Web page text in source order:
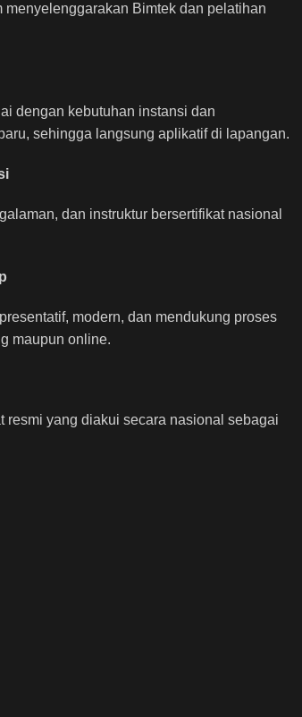
Bimtek dan pelatihan
dengan kebutuhan instansi dan
sehingga langsung aplikatif di lapangan.
dan instruktur bersertifikat nasional
modern, dan mendukung proses
maupun online.
resmi yang diakui secara nasional sebagai